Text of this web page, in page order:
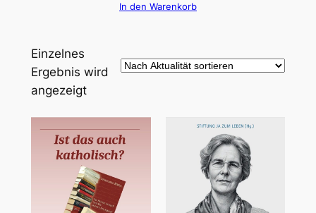
In den Warenkorb
Einzelnes
Ergebnis wird
angezeigt